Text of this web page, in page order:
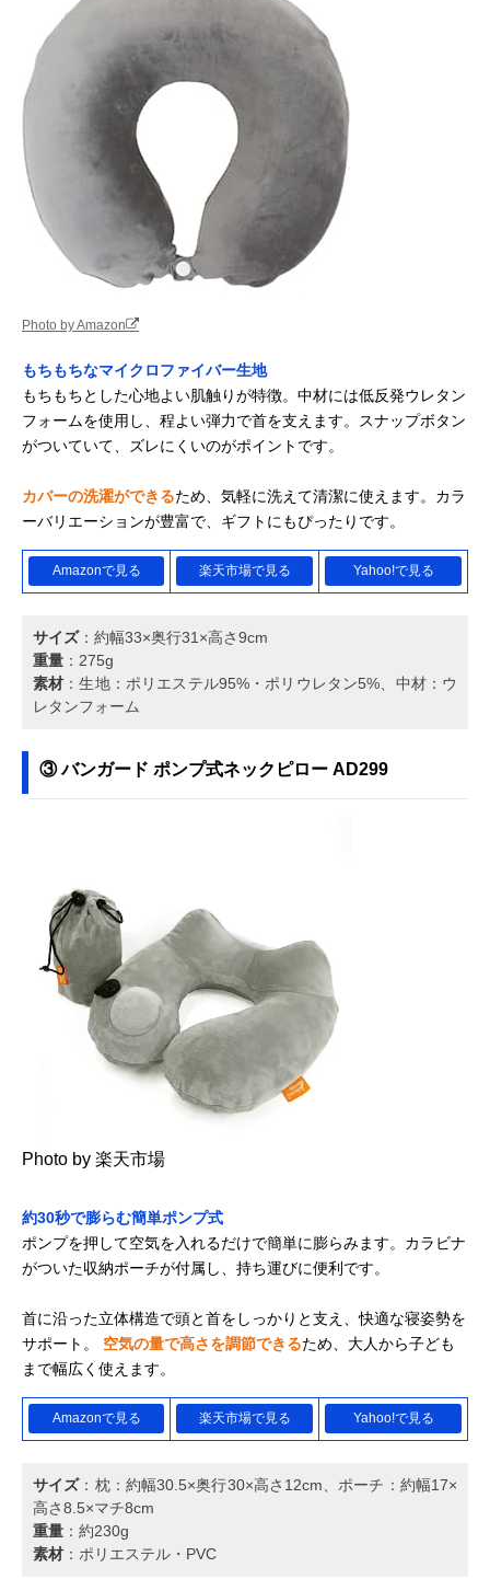
Photo by Amazon
もちもちなマイクロファイバー生地
もちもちとした心地よい肌触りが特徴。中材には低反発ウレタン
フォームを使用し、程よい弾力で首を支えます。スナップボタン
がついていて、ズレにくいのがポイントです。
カバーの洗濯ができるため、気軽に洗えて清潔に使えます。カラ
ーバリエーションが豊富で、ギフトにもぴったりです。
Amazonで見る 楽天市場で見る Yahoo!で見る
サイズ：約幅33×奥行31×高さ9cm
重量 ：275g
素材 ：生地：ポリエステル95%・ポリウレタン5%、中材：ウ
レタンフォーム
③ バンガード ポンプ式ネックピロー AD299
Photo by 楽天市場
約30秒で膨らむ簡単ポンプ式
ポンプを押して空気を入れるだけで簡単に膨らみます。カラビナ
がついた収納ポーチが付属し、持ち運びに便利です。
首に沿った立体構造で頭と首をしっかりと支え、快適な寝姿勢を
サポート。 空気の量で高さを調節できるため、大人から子ども
まで幅広く使えます。
Amazonで見る 楽天市場で見る Yahoo!で見る
サイズ：枕：約幅30.5×奥行30×高さ12cm、ポーチ：約幅17×
高さ8.5×マチ8cm
重量 ：約230g
素材 ：ポリエステル・PVC